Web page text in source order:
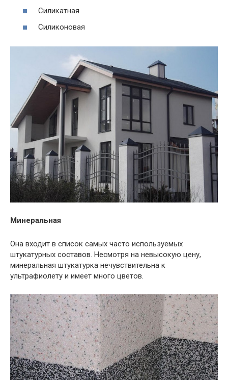
Силикатная
Силиконовая
Минеральная
Она входит в список самых часто используемых
штукатурных составов. Несмотря на невысокую цену,
минеральная штукатурка нечувствительна к
ультрафиолету и имеет много цветов.